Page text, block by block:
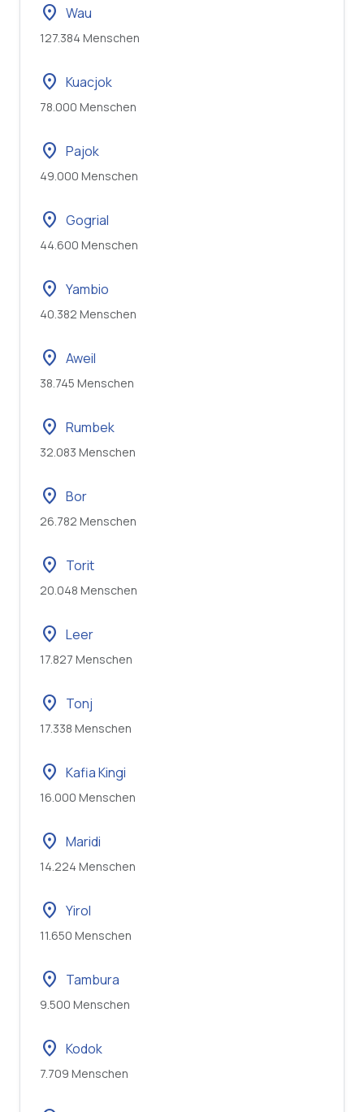
location_on Wau
127.384 Menschen
location_on Kuacjok
78.000 Menschen
location_on Pajok
49.000 Menschen
location_on Gogrial
44.600 Menschen
location_on Yambio
40.382 Menschen
location_on Aweil
38.745 Menschen
location_on Rumbek
32.083 Menschen
location_on Bor
26.782 Menschen
location_on Torit
20.048 Menschen
location_on Leer
17.827 Menschen
location_on Tonj
17.338 Menschen
location_on Kafia Kingi
16.000 Menschen
location_on Maridi
14.224 Menschen
location_on Yirol
11.650 Menschen
location_on Tambura
9.500 Menschen
location_on Kodok
7.709 Menschen